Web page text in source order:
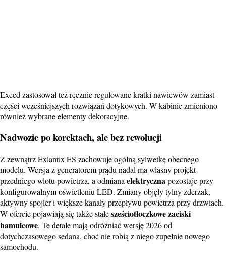
Exeed zastosował też ręcznie regulowane kratki nawiewów zamiast
części wcześniejszych rozwiązań dotykowych. W kabinie zmieniono
również wybrane elementy dekoracyjne.
Nadwozie po korektach, ale bez rewolucji
Z zewnątrz Exlantix ES zachowuje ogólną sylwetkę obecnego
modelu. Wersja z generatorem prądu nadal ma własny projekt
przedniego wlotu powietrza, a odmiana elektrycznapozostaje przy
konfigurowalnym oświetleniu LED. Zmiany objęły tylny zderzak,
aktywny spojler i większe kanały przepływu powietrza przy drzwiach.
W ofercie pojawiają się także stałesześciotłoczkowe zaciski
hamulcowe. Te detale mają odróżniać wersję 2026 od
dotychczasowego sedana, choć nie robią z niego zupełnie nowego
samochodu.